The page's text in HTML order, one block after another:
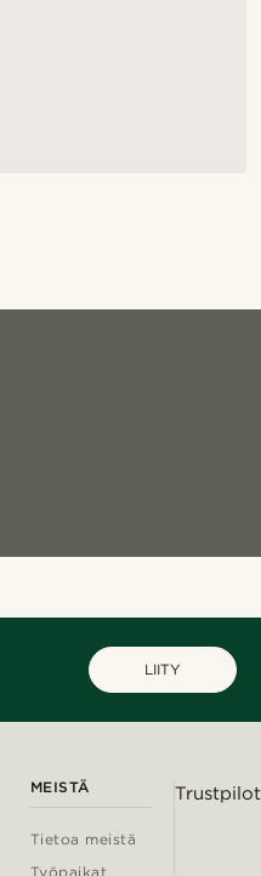
LIITY
MEISTÄ
Tietoa meistä
Työpaikat
Trustpilot